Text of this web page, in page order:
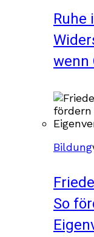
wenn
Bildung
So